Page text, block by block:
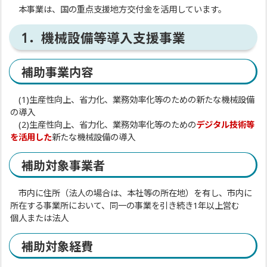
本事業は、国の重点支援地方交付金を活用しています。
1．機械設備等導入支援事業
補助事業内容
(1)生産性向上、省力化、業務効率化等のための新たな機械設備
の導入
(2)生産性向上、省力化、業務効率化等のためのデジタル技術等
を活用した新たな機械設備の導入
補助対象事業者
市内に住所（法人の場合は、本社等の所在地）を有し、市内に
所在する事業所において、同一の事業を引き続き1年以上営む
個人または法人
補助対象経費